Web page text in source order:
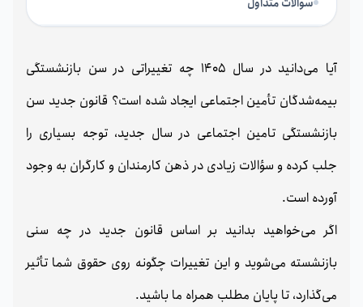
آیا می‌دانید در سال 1405 چه تغییراتی در سن بازنشستگی
بیمه‌شدگان تأمین اجتماعی ایجاد شده است؟ قانون جدید سن
بازنشستگی تامین اجتماعی در سال جدید، توجه بسیاری را
جلب کرده و سؤالات زیادی در ذهن کارمندان و کارگران به وجود
آورده است.
اگر می‌خواهید بدانید بر اساس قانون جدید در چه سنی
بازنشسته می‌شوید و این تغییرات چگونه روی حقوق شما تأثیر
می‌گذارد، تا پایان مطلب همراه ما باشید.